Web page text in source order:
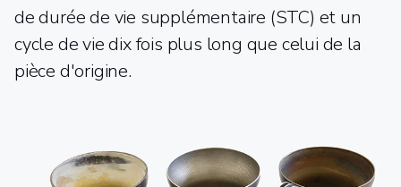
de durée de vie supplémentaire (STC) et un
cycle de vie dix fois plus long que celui de la
pièce d'origine.